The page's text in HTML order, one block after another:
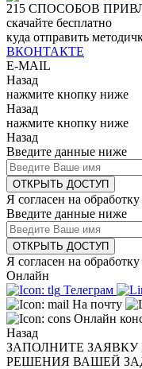
215 СПОСОБОВ
скачайте бесплатно
куда отправить
ВКОНТАКТЕ
E-MAIL
Назад
нажмите кнопку ниже
Назад
нажмите кнопку ниже
Назад
Введите данные ниже
ОТКРЫТЬ ДОСТУП
Я согласен на
Введите данные ниже
ОТКРЫТЬ ДОСТУП
Я согласен на
Онлайн
Телеграм
На почту
Онлайн
Назад
ЗАПОЛНИТЕ
РЕШЕНИЯ ВАШЕЙ